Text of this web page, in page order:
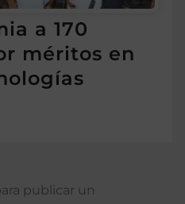
a 170
méritos en
publicar un